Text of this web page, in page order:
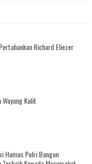
Richard Eliezer
Kulit
Humas Polri Bangun